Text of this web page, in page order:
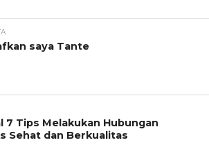
saya Tante
7 Tips Melakukan Hubungan
Sehat dan Berkualitas